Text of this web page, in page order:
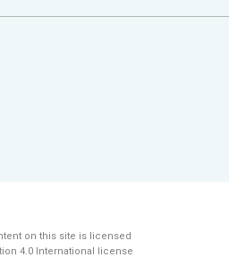
on this site is licensed
4.0 International license